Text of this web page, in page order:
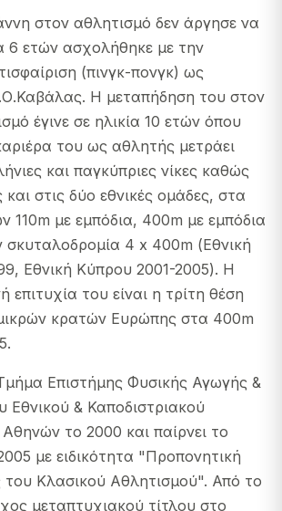
στον αθλητισμό δεν άργησε να
6 ετών ασχολήθηκε με την
(πινγκ-πονγκ) ως
Η μεταπήδηση του στον
έγινε σε ηλικία 10 ετών όπου
του ως αθλητής μετράει
και παγκύπριες νίκες καθώς
στις δύο εθνικές ομάδες, στα
110m με εμπόδια, 400m με εμπόδια
σκυταλοδρομία 4 x 400m (Εθνική
Εθνική Κύπρου 2001-2005). Η
επιτυχία του είναι η τρίτη θέση
κρατών Ευρώπης στα 400m
Επιστήμης Φυσικής Αγωγής &
Εθνικού & Καποδιστριακού
το 2000 και παίρνει το
με ειδικότητα "Προπονητική
Κλασικού Αθλητισμού". Από το
μεταπτυχιακού τίτλου στο